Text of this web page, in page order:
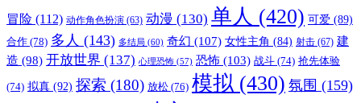
冒险 (112) 动作角色扮演 (63) 动漫 (130) 单人 (420) 可爱 (89)
合作 (78) 多人 (143) 多结局 (60) 奇幻 (107) 女性主角 (84) 射击 (67) 建
造 (98) 开放世界 (137) 心理恐怖 (57) 恐怖 (103) 战斗 (74) 抢先体验
(74) 拟真 (92) 探索 (180) 放松 (76) 模拟 (430) 氛围 (159)